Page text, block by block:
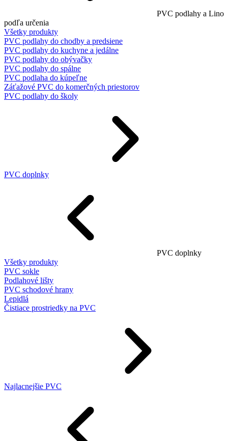
PVC podlahy a Lino
podľa určenia
Všetky produkty
PVC podlahy do chodby a predsiene
PVC podlahy do kuchyne a jedálne
PVC podlahy do obývačky
PVC podlahy do spálne
PVC podlaha do kúpeľne
Záťažové PVC do komerčných priestorov
PVC podlahy do školy
PVC doplnky
PVC doplnky
Všetky produkty
PVC sokle
Podlahové lišty
PVC schodové hrany
Lepidlá
Čistiace prostriedky na PVC
Najlacnejšie PVC